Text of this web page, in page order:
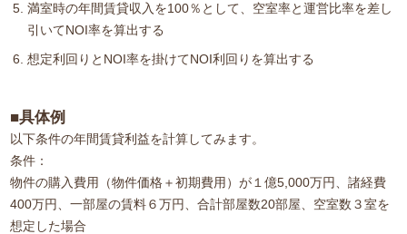
満室時の年間賃貸収入を100％として、空室率と運営比率を差し
引いてNOI率を算出する
想定利回りとNOI率を掛けてNOI利回りを算出する
■具体例
以下条件の年間賃貸利益を計算してみます。
条件：
物件の購入費用（物件価格＋初期費用）が１億5,000万円、諸経費
400万円、一部屋の賃料６万円、合計部屋数20部屋、空室数３室を
想定した場合